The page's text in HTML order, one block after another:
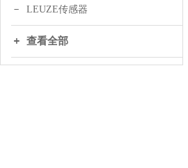
LEUZE传感器
查看全部